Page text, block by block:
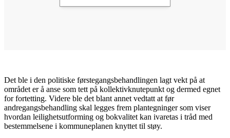
Det ble i den politiske førstegangsbehandlingen lagt vekt på at
området er å anse som tett på kollektivknutepunkt og dermed egnet
for fortetting. Videre ble det blant annet vedtatt at før
andregangsbehandling skal legges frem plantegninger som viser
hvordan leilighetsutforming og bokvalitet kan ivaretas i tråd med
bestemmelsene i kommuneplanen knyttet til støy.